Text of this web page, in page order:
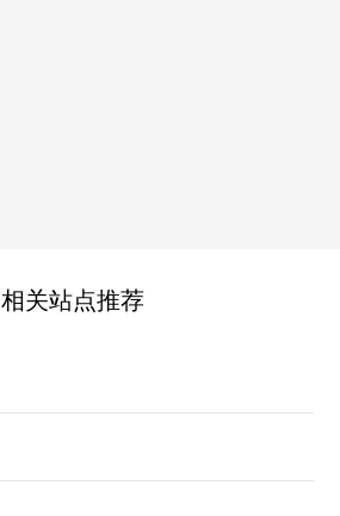
相关站点推荐